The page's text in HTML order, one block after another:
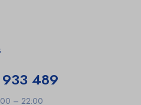
489
– 22:00